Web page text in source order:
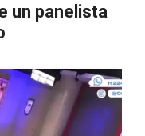
un panelista